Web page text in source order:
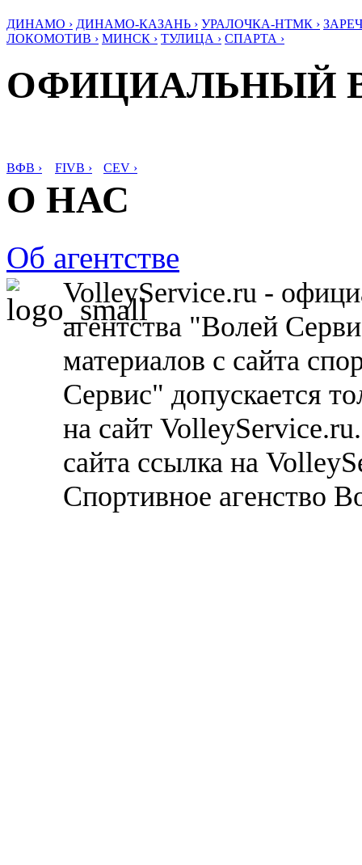
ДИНАМО › ДИНАМО-КАЗАНЬ › УРАЛОЧКА-НТМК ›
ЛОКОМОТИВ › МИНСК › ТУЛИЦА › СПАРТА ›
ОФИЦИАЛЬНЫЙ
ВФВ › FIVB › CEV ›
О НАС
Об агентстве
VolleyService.ru -
агентства "Волей
материалов с сайта
Сервис" допускается
на сайт
сайта ссылка на
Спортивное агенство